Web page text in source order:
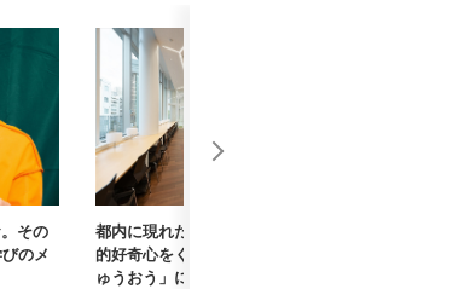
その
のメ
都内に現れた本と緑のオアシス。知
的好奇心をくすぐられる「本の森ち
ゅうおう」に行ってみた...